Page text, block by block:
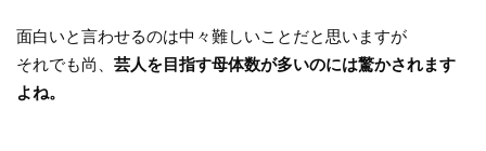
面白いと言わせるのは中々難しいことだと思いますが
それでも尚、芸人を目指す母体数が多いのには驚かされます
よね。